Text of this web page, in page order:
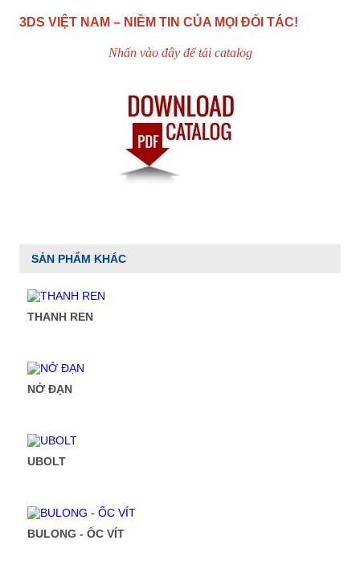
3DS VIỆT NAM – NIỀM TIN CỦA MỌI ĐỐI TÁC!
Nhấn vào đây để tải catalog
SẢN PHẨM KHÁC
THANH REN
NỞ ĐẠN
UBOLT
BULONG - ỐC VÍT